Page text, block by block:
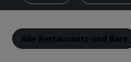
Alle Restaurants und Bars